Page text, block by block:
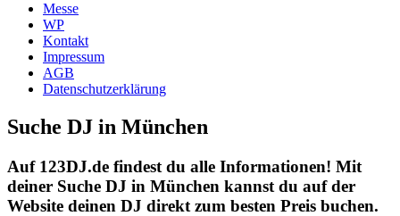
Messe
WP
Kontakt
Impressum
AGB
Datenschutzerklärung
Suche DJ in München
Auf 123DJ.de findest du alle Informationen! Mit
deiner Suche DJ in München kannst du auf der
Website deinen DJ direkt zum besten Preis buchen.